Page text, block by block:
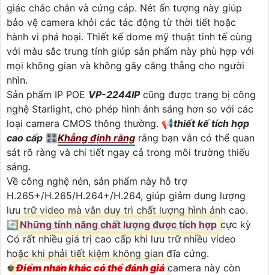
giác chắc chắn và cứng cáp. Nét ấn tượng này giúp
bảo vệ camera khỏi các tác động từ thời tiết hoặc
hành vi phá hoại. Thiết kế dome mỹ thuật tinh tế cùng
với màu sắc trung tính giúp sản phẩm này phù hợp với
mọi không gian và không gây căng thẳng cho người
nhìn.
Sản phẩm IP POE VP-2244IPcũng được trang bị công
nghệ Starlight, cho phép hình ảnh sáng hơn so với các
loại camera CMOS thông thường. 📢thiết kế tích hợp
cao cấp 🎛Khẳng định rằng rằng bạn vẫn có thể quan
sát rõ ràng và chi tiết ngay cả trong môi trường thiếu
sáng.
Về công nghệ nén, sản phẩm này hỗ trợ
H.265+/H.265/H.264+/H.264, giúp giảm dung lượng
lưu trữ video mà vẫn duy trì chất lượng hình ảnh cao.
🔄 Những tính năng chất lượng được tích hợp cực kỳ
Có rất nhiều giá trị cao cấp khi lưu trữ nhiều video
hoặc khi phải tiết kiệm không gian đĩa cứng.
♚Điểm nhấn khác có thể đánh giá camera này còn